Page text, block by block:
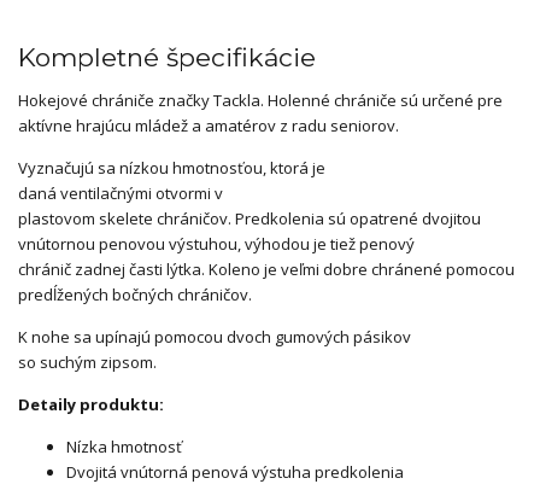
Kompletné špecifikácie
Hokejové chrániče značky Tackla. Holenné chrániče sú určené pre
aktívne hrajúcu mládež a amatérov z radu seniorov.
Vyznačujú sa nízkou hmotnosťou,ktorá je
daná ventilačnými otvormi v
plastovom skelete chráničov. Predkolenia sú opatrené dvojitou
vnútornou penovou výstuhou, výhodou je tiež penový
chránič zadnej časti lýtka. Koleno je veľmi dobre chránené pomocou
predĺžených bočných chráničov.
Knohe sa upínajú pomocou dvoch gumových pásikov
so suchým zipsom.
Detaily produktu:
Nízka hmotnosť
Dvojitá vnútorná penová výstuha predkolenia